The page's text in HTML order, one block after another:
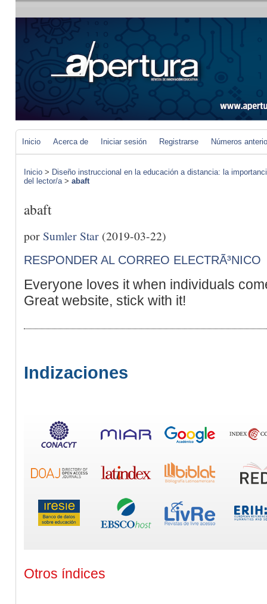
Inicio Acerca de Iniciar sesión Registrarse Números
Inicio > Diseño instruccional en la educación a distancia: la
del lector/a> abaft
abaft
porSumler Star (2019-03-22)
RESPONDER AL CORREO ELECTRÃ³NICO
Everyone loves it when individuals
Great website, stick with it!
Indizaciones
Otros índices